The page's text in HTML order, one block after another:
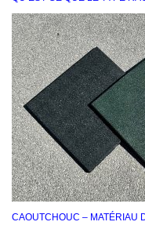
CAOUTCHOUC – MATÉRIAU